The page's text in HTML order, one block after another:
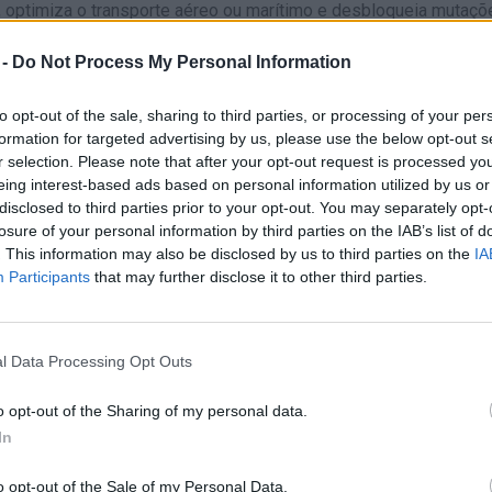
Do Not Process My Personal Information
opt-out of the sale, sharing to third parties, or processing of your
for targeted advertising by us, please use the below opt-out
selection. Please note that after your opt-out request is processed
interest-based ads based on personal information utilized by us
to third parties prior to your opt-out. You may separately
of your personal information by third parties on the IAB’s list of
This information may also be disclosed by us to third parties on the
Participants that may further disclose it to other third parties.
Data Processing Opt Outs
opt-out of the Sharing of my personal data.
opt-out of the Sale of my Personal Data.
o transporte aéreo ou marítimo e desbloqueia
para obteres actualizações permanentes que multiplicam o
conquistas, avança no Battle Pass e sobe na tabela de
sintomas demasiado mortais. Se o teu agente
tempo para viajar, a infeção estagnará. Concentra-te
de infeção para espalhar silenciosamente o vírus pelo mapa.